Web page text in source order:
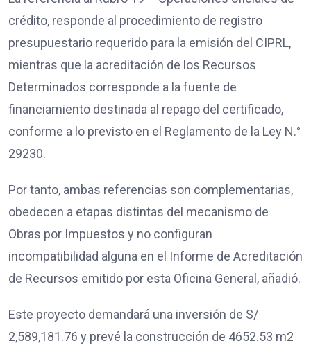
crédito, responde al procedimiento de registro
presupuestario requerido para la emisión del CIPRL,
mientras que la acreditación de los Recursos
Determinados corresponde a la fuente de
financiamiento destinada al repago del certificado,
conforme a lo previsto en el Reglamento de la Ley N.°
29230.
Por tanto, ambas referencias son complementarias,
obedecen a etapas distintas del mecanismo de
Obras por Impuestos y no configuran
incompatibilidad alguna en el Informe de Acreditación
de Recursos emitido por esta Oficina General, añadió.
Este proyecto demandará una inversión de S/
2,589,181.76 y prevé la construcción de 4652.53 m2